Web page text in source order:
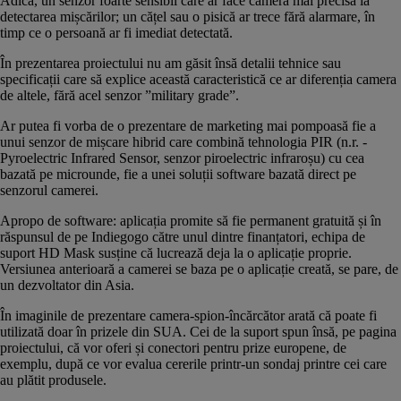
detectarea mișcărilor; un cățel sau o pisică ar trece fără alarmare, în
timp ce o persoană ar fi imediat detectată.
În prezentarea proiectului nu am găsit însă detalii tehnice sau
specificații care să explice această caracteristică ce ar diferenția camera
de altele, fără acel senzor ”military grade”.
Ar putea fi vorba de o prezentare de marketing mai pompoasă fie a
unui senzor de mișcare hibrid care combină tehnologia PIR (n.r. -
Pyroelectric Infrared Sensor, senzor piroelectric infraroșu) cu cea
bazată pe microunde, fie a unei soluții software bazată direct pe
senzorul camerei.
Apropo de software: aplicația promite să fie permanent gratuită și în
răspunsul de pe Indiegogo către unul dintre finanțatori, echipa de
suport HD Mask susține că lucrează deja la o aplicație proprie.
Versiunea anterioară a camerei se baza pe o aplicație creată, se pare, de
un dezvoltator din Asia.
În imaginile de prezentare camera-spion-încărcător arată că poate fi
utilizată doar în prizele din SUA. Cei de la suport spun însă, pe pagina
proiectului, că vor oferi și conectori pentru prize europene, de
exemplu, după ce vor evalua cererile printr-un sondaj printre cei care
au plătit produsele.